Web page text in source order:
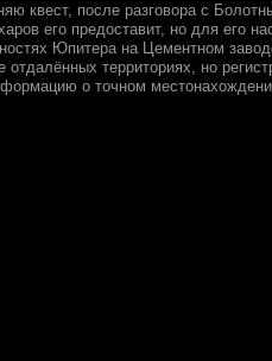
квест, после разговора с
его предоставит, но для его
Юпитера на Цементном
отдалённых территориях, но
о точном